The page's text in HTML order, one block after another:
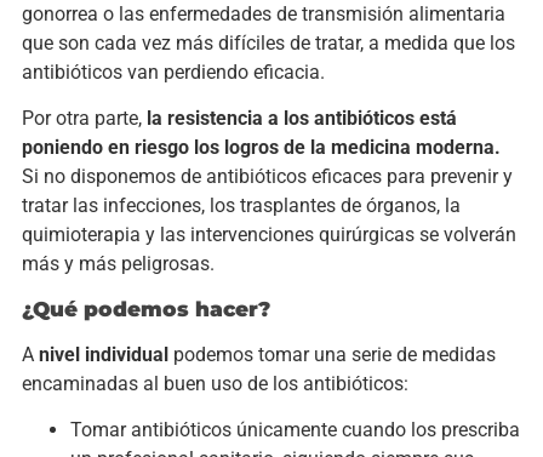
gonorrea o las enfermedades de transmisión alimentaria
que son cada vez más difíciles de tratar, a medida que los
antibióticos van perdiendo eficacia.
Por otra parte, la resistencia a los antibióticos está
poniendo en riesgo los logros de la medicina moderna.
Si no disponemos de antibióticos eficaces para prevenir y
tratar las infecciones, los trasplantes de órganos, la
quimioterapia y las intervenciones quirúrgicas se volverán
más y más peligrosas.
¿Qué podemos hacer?
A nivel individualpodemos tomar una serie de medidas
encaminadas al buen uso de los antibióticos:
Tomar antibióticos únicamente cuando los prescriba